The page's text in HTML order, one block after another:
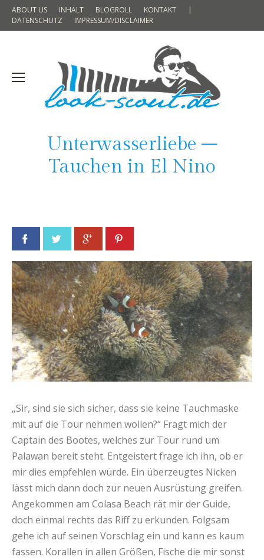
ABOUT US INHALT BLOGROLL KONTAKT
|
DATENSCHUTZ
IMPRESSUM/DISCLAIMER
Unterwasserliebe –
Tauchen in El Nino
Facebook Twitter Google+
„Sir, sind sie sich sicher, dass sie keine Tauchmaske
mit auf die Tour nehmen wollen?“ Fragt mich der
Captain des Bootes, welches zur Tour rund um
Palawan bereit steht. Entgeistert frage ich ihn, ob er
mir dies empfehlen würde. Ein überzeugtes Nicken
lässt mich dann doch zur neuen Ausrüstung greifen.
Angekommen am Colasa Beach rät mir der Guide,
doch einmal rechts das Riff zu erkunden. Folgsam
gehe ich auf seinen Vorschlag ein und kann es kaum
fassen. Korallen in allen Größen, Fische die mir sonst